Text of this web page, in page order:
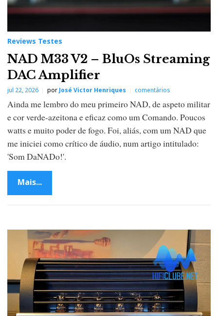
Reviews Testes
NAD M33 V2 – BluOs Streaming
DAC Amplifier
jul 22, 2026 por José Victor Henriques comentários
Ainda me lembro do meu primeiro NAD, de aspeto militar
e cor verde-azeitona e eficaz como um Comando. Poucos
watts e muito poder de fogo. Foi, aliás, com um NAD que
me iniciei como crítico de áudio, num artigo intitulado:
'Som DaNADo!'.
Mais...